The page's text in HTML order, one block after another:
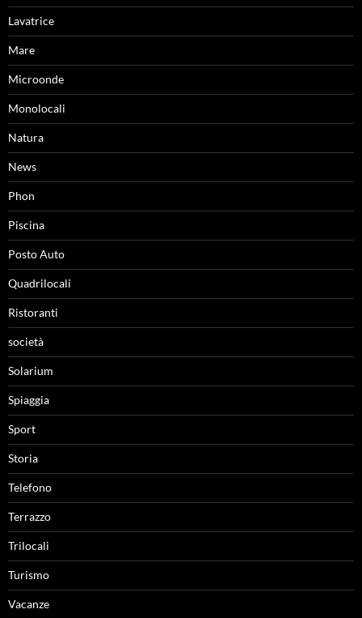
Lavatrice
Mare
Microonde
Monolocali
Natura
News
Phon
Piscina
Posto Auto
Quadrilocali
Ristoranti
società
Solarium
Spiaggia
Sport
Storia
Telefono
Terrazzo
Trilocali
Turismo
Vacanze